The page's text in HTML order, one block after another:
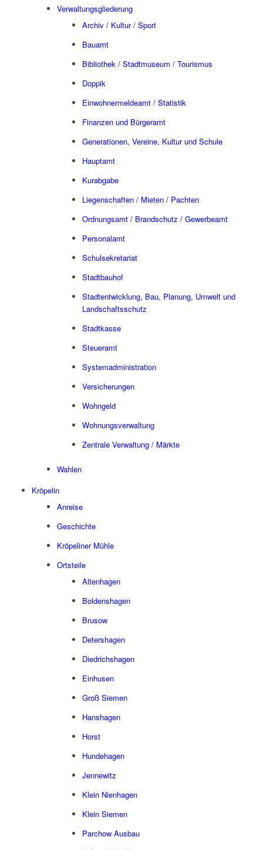
Verwaltungsgliederung
Archiv / Kultur / Sport
Bauamt
Bibliothek / Stadtmuseum / Tourismus
Doppik
Einwohnermeldeamt / Statistik
Finanzen und Bürgeramt
Generationen, Vereine, Kultur und Schule
Hauptamt
Kurabgabe
Liegenschaften / Mieten / Pachten
Ordnungsamt / Brandschutz / Gewerbeamt
Personalamt
Schulsekretariat
Stadtbauhof
Stadtentwicklung, Bau, Planung, Umwelt und
Landschaftsschutz
Stadtkasse
Steueramt
Systemadministration
Versicherungen
Wohngeld
Wohnungsverwaltung
Zentrale Verwaltung / Märkte
Wahlen
Kröpelin
Anreise
Geschichte
Kröpeliner Mühle
Ortsteile
Altenhagen
Boldenshagen
Brusow
Detershagen
Diedrichshagen
Einhusen
Groß Siemen
Hanshagen
Horst
Hundehagen
Jennewitz
Klein Nienhagen
Klein Siemen
Parchow Ausbau